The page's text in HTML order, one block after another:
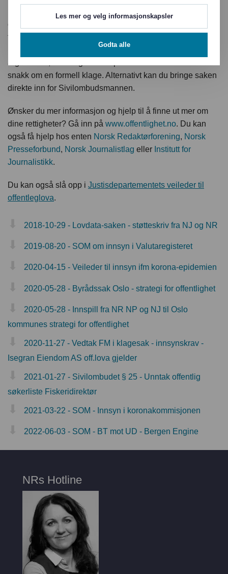
nemlig bli behandlet av Kongen i statsråd. Der får man for
det første sjelden medhold. Dessuten mister du muligheten
til å gå videre til Sivilombudsmannen etterpå. I stedet for å
klage formelt til departementet, bør du fremme dine
argumenter, samtidig som du presiserer at det ikke er
snakk om en formell klage. Alternativt kan du bringe saken
direkte inn for Sivilombudsmannen.
Ønsker du mer informasjon og hjelp til å finne ut mer om
dine rettigheter? Gå inn på www.offentlighet.no. Du kan
også få hjelp hos enten Norsk Redaktørforening, Norsk
Presseforbund, Norsk Journalistlag eller Institutt for
Journalistikk.
Du kan også slå opp i Justisdepartementets veileder til
offentleglova.
2018-10-29 - Lovdata-saken - støtteskriv fra NJ og NR
2019-08-20 - SOM om innsyn i Valutaregisteret
2020-04-15 - Veileder til innsyn ifm korona-epidemien
2020-05-28 - Byrådssak Oslo - strategi for offentlighet
2020-05-28 - Innspill fra NR NP og NJ til Oslo
kommunes strategi for offentlighet
2020-11-27 - Vedtak FM i klagesak - innsynskrav -
Isegran Eiendom AS off.lova gjelder
2021-01-27 - Sivilombudet § 25 - Unntak offentlig
søkerliste Fiskeridirektør
2021-03-22 - SOM - Innsyn i koronakommisjonen
2022-06-03 - SOM - BT mot UD - Bergen Engine
NRs Hotline
Les mer og velg informasjonskapsler
Godta alle